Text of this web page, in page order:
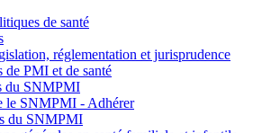
de santé
réglementation et jurisprudence
de PMI et de santé
du SNMPMI
le SNMPMI - Adhérer
du SNMPMI